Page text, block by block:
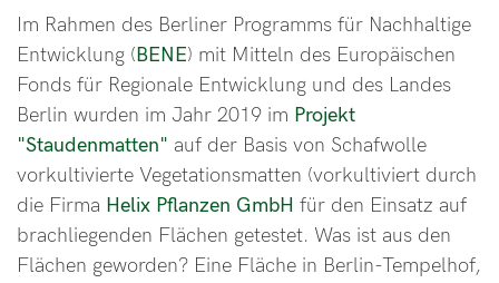
Im Rahmen des Berliner Programms für Nachhaltige
Entwicklung (BENE) mit Mitteln des Europäischen
Fonds für Regionale Entwicklung und des Landes
Berlin wurden im Jahr 2019 im Projekt
"Staudenmatten" auf der Basis von Schafwolle
vorkultivierte Vegetationsmatten (vorkultiviert durch
die Firma Helix Pflanzen GmbH für den Einsatz auf
brachliegenden Flächen getestet. Was ist aus den
Flächen geworden? Eine Fläche in Berlin-Tempelhof,